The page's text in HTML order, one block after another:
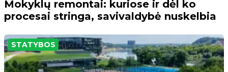
Mokyklų remontai: kuriose ir dėl ko
procesai stringa, savivaldybė nuskelbia
STATYBOS